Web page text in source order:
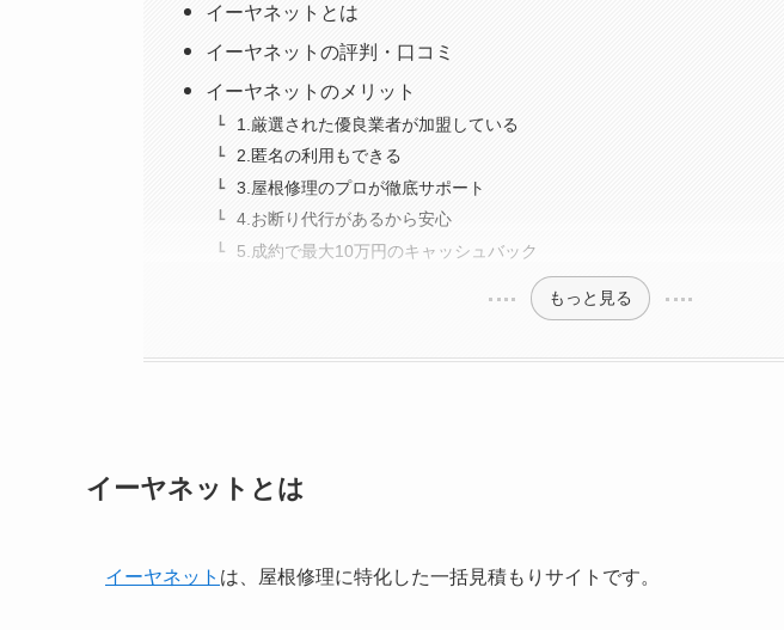
イーヤネットとは
イーヤネットの評判・口コミ
イーヤネットのメリット
1.厳選された優良業者が加盟している
2.匿名の利用もできる
3.屋根修理のプロが徹底サポート
4.お断り代行があるから安心
5.成約で最大10万円のキャッシュバック
もっと見る
イーヤネットとは
イーヤネット は、屋根修理に特化した一括見積もりサイトです。